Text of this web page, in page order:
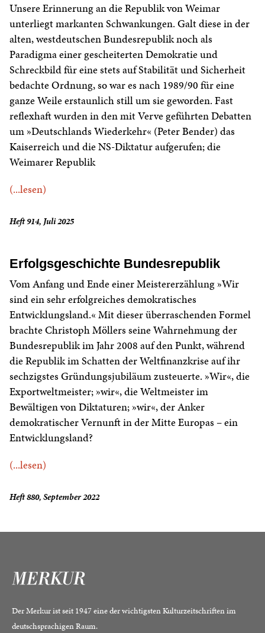
Unsere Erinnerung an die Republik von Weimar
unterliegt markanten Schwankungen. Galt diese in der
alten, westdeutschen Bundesrepublik noch als
Paradigma einer gescheiterten Demokratie und
Schreckbild für eine stets auf Stabilität und Sicherheit
bedachte Ordnung, so war es nach 1989/90 für eine
ganze Weile erstaunlich still um sie geworden. Fast
reflexhaft wurden in den mit Verve geführten Debatten
um »Deutschlands Wiederkehr« (Peter Bender) das
Kaiserreich und die NS-Diktatur aufgerufen; die
Weimarer Republik
(...lesen)
Heft 914, Juli 2025
Erfolgsgeschichte Bundesrepublik
Vom Anfang und Ende einer Meistererzählung »Wir
sind ein sehr erfolgreiches demokratisches
Entwicklungsland.« Mit dieser überraschenden Formel
brachte Christoph Möllers seine Wahrnehmung der
Bundesrepublik im Jahr 2008 auf den Punkt, während
die Republik im Schatten der Weltfinanzkrise auf ihr
sechzigstes Gründungsjubiläum zusteuerte. »Wir«, die
Exportweltmeister; »wir«, die Weltmeister im
Bewältigen von Diktaturen; »wir«, der Anker
demokratischer Vernunft in der Mitte Europas – ein
Entwicklungsland?
(...lesen)
Heft 880, September 2022
Der Merkur ist seit 1947 eine der wichtigsten Kulturzeitschriften im
deutschsprachigen Raum.